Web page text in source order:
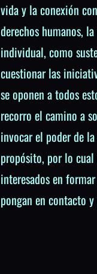
vida y la conexión
derechos humanos,
individual, como
cuestionar las
se oponen a todos
recorro el camino a
invocar el poder de
propósito, por lo
interesados en
pongan en contacto